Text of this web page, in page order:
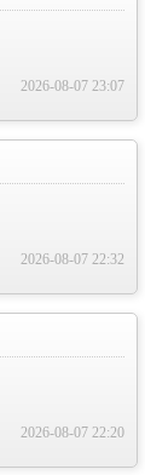
2026-08-07 23:07
2026-08-07 22:32
2026-08-07 22:20